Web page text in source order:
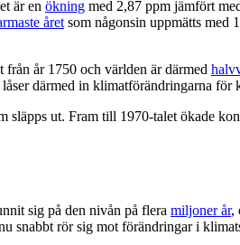
är en ökning med 2,87 ppm jämfört
året som någonsin uppmätts med
år 1750 och världen är därmed
därmed in klimatförändringarna för
släpps ut. Fram till 1970-talet ökade
sig på den nivån på flera miljoner år,
snabbt rör sig mot förändringar i